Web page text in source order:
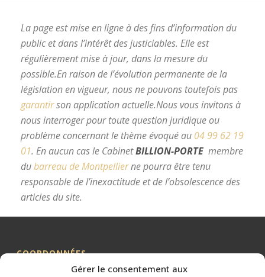
Gérer le consentement aux
La page est mise en ligne à des fins d’information du
public et dans l’intérêt des justiciables. Elle est
régulièrement mise à jour, dans la mesure du
possible.En raison de l’évolution permanente de la
législation en vigueur, nous ne pouvons toutefois pas
garantirson application actuelle.Nous vous invitons à
nous interroger pour toute question juridique ou
problème concernant le thème évoqué au 04 99 62 19
01. En aucun cas le CabinetBILLION-PORTE membre
dubarreau de Montpellierne pourra être tenu
responsable de l’inexactitude et de l’obsolescence des
articles du site.
COORDONNÉES
Me BILLION-PORTE